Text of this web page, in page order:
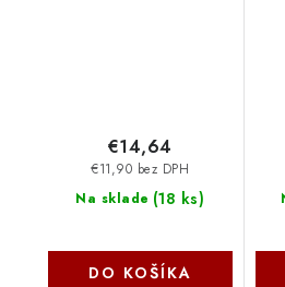
Na sklade (18 ks)
€11,90 bez DPH
€14,64
DO KOŠÍKA